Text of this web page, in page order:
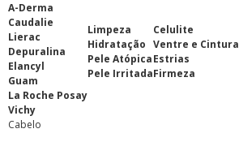
A-Derma
Caudalie
Lierac
Depuralina
Elancyl
Guam
La Roche Posay
Vichy
Limpeza
Hidratação
Pele Atópica
Pele Irritada
Celulite
Ventre e Cintura
Estrias
Firmeza
Cabelo